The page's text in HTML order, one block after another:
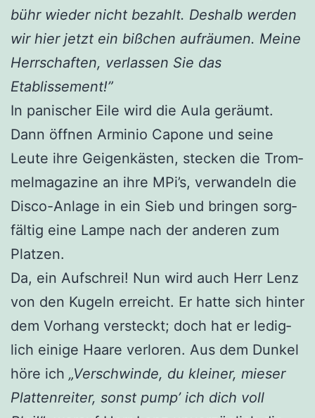
bühr wie­der nicht bezahlt. Des­halb wer­den
wir hier jetzt ein biß­chen auf­räu­men. Mei­ne
Herr­schaf­ten, ver­las­sen Sie das
Etablissement!”
In pani­scher Eile wird die Aula geräumt.
Dann öff­nen Armi­nio Capo­ne und sei­ne
Leu­te ihre Gei­gen­käs­ten, ste­cken die Trom­
mel­ma­ga­zi­ne an ihre MPi’s, ver­wan­deln die
Dis­co-Anla­ge in ein Sieb und brin­gen sorg­
fäl­tig eine Lam­pe nach der ande­ren zum
Platzen.
Da, ein Auf­schrei! Nun wird auch Herr Lenz
von den Kugeln erreicht. Er hat­te sich hin­ter
dem Vor­hang ver­steckt; doch hat er ledig­
lich eini­ge Haa­re ver­lo­ren. Aus dem Dun­kel
höre ich „Ver­schwin­de, du klei­ner, mie­ser
Plat­ten­rei­ter, sonst pump’ ich dich voll